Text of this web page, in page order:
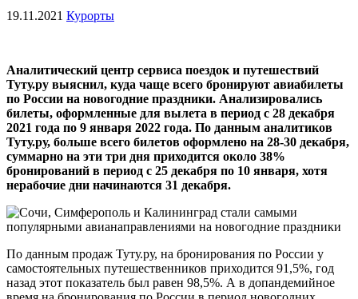
19.11.2021 Курорты
Аналитический центр сервиса поездок и путешествий
Туту.ру выяснил, куда чаще всего бронируют авиабилеты
по России на новогодние праздники. Анализировались
билеты, оформленные для вылета в период с 28 декабря
2021 года по 9 января 2022 года. По данным аналитиков
Туту.ру, больше всего билетов оформлено на 28-30 декабря,
суммарно на эти три дня приходится около 38%
бронирований в период с 25 декабря по 10 января, хотя
нерабочие дни начинаются 31 декабря.
По данным продаж Туту.ру, на бронирования по России у
самостоятельных путешественников приходится 91,5%, год
назад этот показатель был равен 98,5%. А в допандемийное